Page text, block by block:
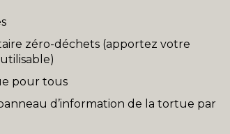
zéro-déchets (apportez votre
pour tous
d’information de la tortue par